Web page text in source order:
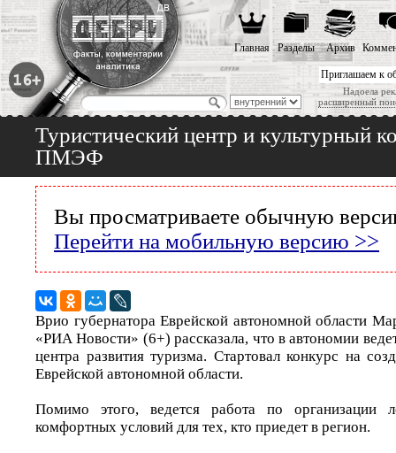
Приглашаем к
Надоела
расширенный
Главная Разделы Архив
Туристический центр и культурный
ПМЭФ
Вы просматриваете обычную
Перейти на мобильную версию >>
Врио губернатора Еврейской автономной области
«РИА Новости» (6+) рассказала, что в автономии
центра развития туризма. Стартовал конкурс на
Еврейской автономной области.
Помимо этого, ведется работа по организации
комфортных условий для тех, кто приедет в регион.